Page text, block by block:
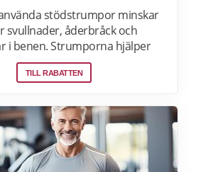
stödstrumpor minskar
svullnader, åderbråck och
i benen. Strumporna hjälper
orka längre och gör så att dina
Se alla rabatter på
TILL RABATTEN